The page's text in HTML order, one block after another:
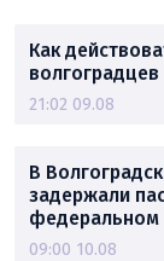
Как
21:02 09.08
В
задержали
федеральном
09:00 10.08